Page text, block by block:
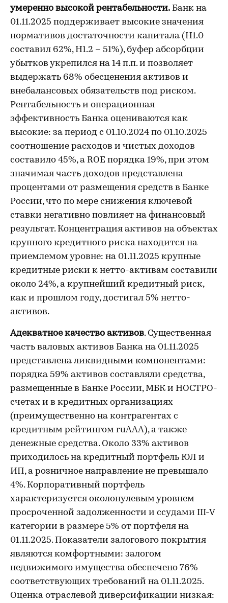
умеренно высокой рентабельности. Банк на
01.11.2025 поддерживает высокие значения
нормативов достаточности капитала (Н1.0
составил 62%, Н1.2 – 51%), буфер абсорбции
убытков укрепился на 14 п.п. и позволяет
выдержать 68% обесценения активов и
внебалансовых обязательств под риском.
Рентабельность и операционная
эффективность Банка оцениваются как
высокие: за период с 01.10.2024 по 01.10.2025
соотношение расходов и чистых доходов
составило 45%, а ROE порядка 19%, при этом
значимая часть доходов представлена
процентами от размещения средств в Банке
России, что по мере снижения ключевой
ставки негативно повлияет на финансовый
результат. Концентрация активов на объектах
крупного кредитного риска находится на
приемлемом уровне: на 01.11.2025 крупные
кредитные риски к нетто-активам составили
около 24%, а крупнейший кредитный риск,
как и прошлом году, достигал 5% нетто-
активов.
Адекватное качество активов. Существенная
часть валовых активов Банка на 01.11.2025
представлена ликвидными компонентами:
порядка 59% активов составляли средства,
размещенные в Банке России, МБК и НОСТРО-
счетах и в кредитных организациях
(преимущественно на контрагентах с
кредитным рейтингом ruAAA), а также
денежные средства. Около 33% активов
приходилось на кредитный портфель ЮЛ и
ИП, а розничное направление не превышало
4%. Корпоративный портфель
характеризуется околонулевым уровнем
просроченной задолженности и ссудами III-V
категории в размере 5% от портфеля на
01.11.2025. Показатели залогового покрытия
являются комфортными: залогом
недвижимого имущества обеспечено 76%
соответствующих требований на 01.11.2025.
Оценка отраслевой диверсификации низкая: